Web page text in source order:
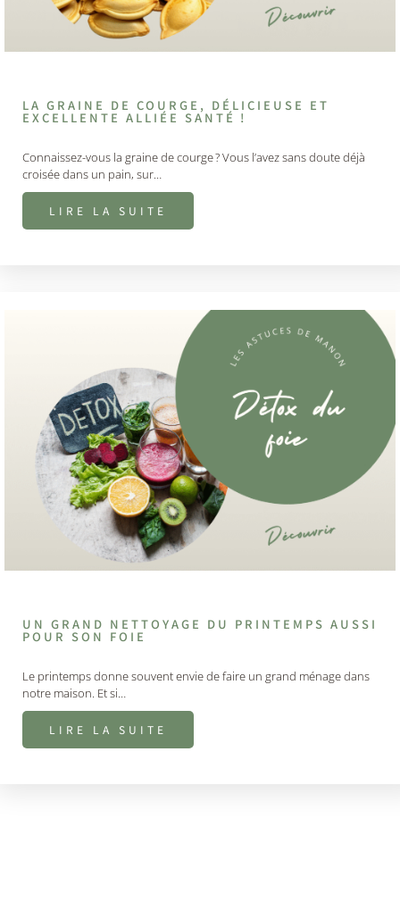
LA GRAINE DE COURGE, DÉLICIEUSE ET
EXCELLENTE ALLIÉE SANTÉ !
Connaissez-vous la graine de courge ? Vous l’avez sans doute déjà
croisée dans un pain, sur…
LIRE LA SUITE
UN GRAND NETTOYAGE DU PRINTEMPS AUSSI
POUR SON FOIE
Le printemps donne souvent envie de faire un grand ménage dans
notre maison. Et si…
LIRE LA SUITE